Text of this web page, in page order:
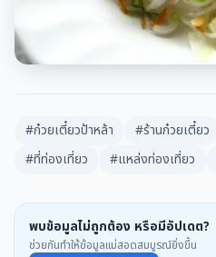
#ก๋วยเตี๋ยวป้าหล้า #ร้านก๋วยเตี๋ยว
#ที่ท่องเที่ยว
#แหล่งท่องเที่ยว
พบข้อมูลไม่ถูกต้อง หรือมีอัปเดต?
ช่วยกันทำให้ข้อมูลแม่สอดสมบูรณ์ยิ่งขึ้น